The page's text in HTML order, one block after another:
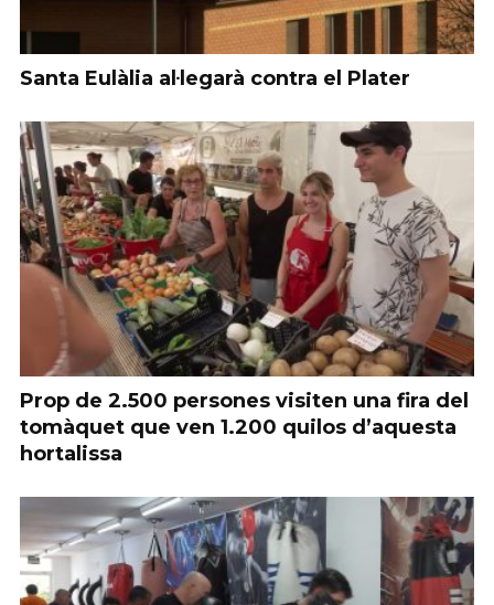
Santa Eulàlia al·legarà contra el Plater
Prop de 2.500 persones visiten una fira del
tomàquet que ven 1.200 quilos d’aquesta
hortalissa